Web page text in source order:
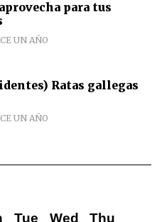
para tus
UN AÑO
Ratas gallegas
UN AÑO